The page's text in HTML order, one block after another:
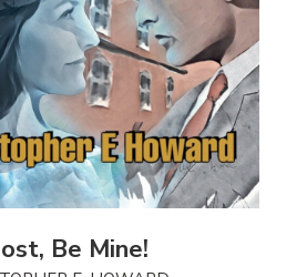
Be Mine!